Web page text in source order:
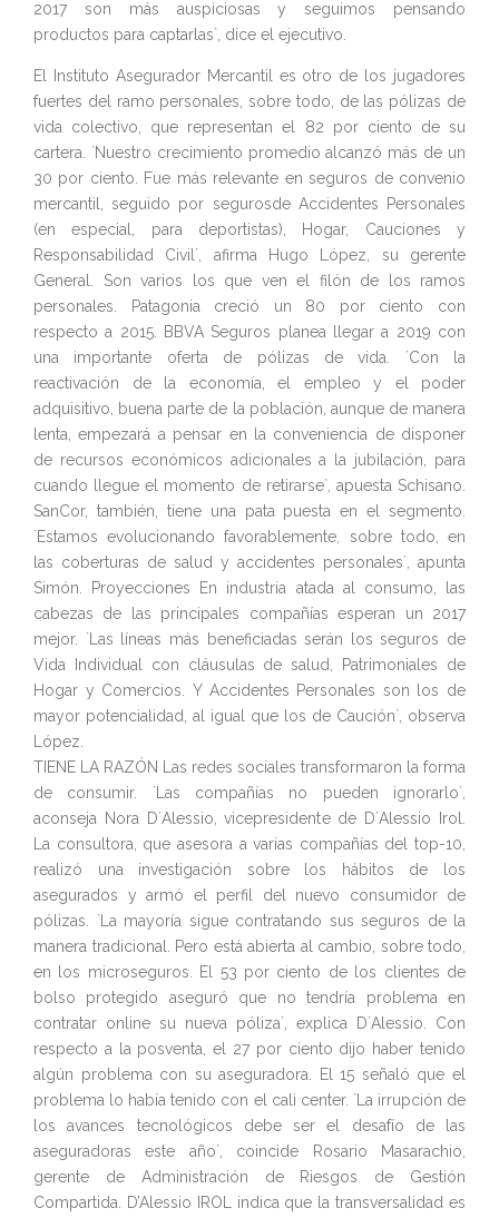
2017 son más auspiciosas y seguimos pensando
productos para captarlas`, dice el ejecutivo.
El Instituto Asegurador Mercantil es otro de los jugadores
fuertes del ramo personales, sobre todo, de las pólizas de
vida colectivo, que representan el 82 por ciento de su
cartera. `Nuestro crecimiento promedio alcanzó más de un
30 por ciento. Fue más relevante en seguros de convenio
mercantil, seguido por segurosde Accidentes Personales
(en especial, para deportistas), Hogar, Cauciones y
Responsabilidad Civil`, afirma Hugo López, su gerente
General. Son varios los que ven el filón de los ramos
personales. Patagonia creció un 80 por ciento con
respecto a 2015. BBVA Seguros planea llegar a 2019 con
una importante oferta de pólizas de vida. `Con la
reactivación de la economía, el empleo y el poder
adquisitivo, buena parte de la población, aunque de manera
lenta, empezará a pensar en la conveniencia de disponer
de recursos económicos adicionales a la jubilación, para
cuando llegue el momento de retirarse`, apuesta Schisano.
SanCor, también, tiene una pata puesta en el segmento.
`Estamos evolucionando favorablemente, sobre todo, en
las coberturas de salud y accidentes personales`, apunta
Simón. Proyecciones En industria atada al consumo, las
cabezas de las principales compañías esperan un 2017
mejor. `Las líneas más beneficiadas serán los seguros de
Vida Individual con cláusulas de salud, Patrimoniales de
Hogar y Comercios. Y Accidentes Personales son los de
mayor potencialidad, al igual que los de Caución`, observa
López.
TIENE LA RAZÓN Las redes sociales transformaron la forma
de consumir. `Las compañías no pueden ignorarlo`,
aconseja Nora D´Alessio, vicepresidente de D´Alessio Irol.
La consultora, que asesora a varias compañías del top-10,
realizó una investigación sobre los hábitos de los
asegurados y armó el perfil del nuevo consumidor de
pólizas. `La mayoría sigue contratando sus seguros de la
manera tradicional. Pero está abierta al cambio, sobre todo,
en los microseguros. El 53 por ciento de los clientes de
bolso protegido aseguró que no tendría problema en
contratar online su nueva póliza`, explica D´Alessio. Con
respecto a la posventa, el 27 por ciento dijo haber tenido
algún problema con su aseguradora. El 15 señaló que el
problema lo había tenido con el cali center. `La irrupción de
los avances tecnológicos debe ser el desafío de las
aseguradoras este año`, coincide Rosario Masarachio,
gerente de Administración de Riesgos de Gestión
Compartida. D’Alessio IROL indica que la transversalidad es